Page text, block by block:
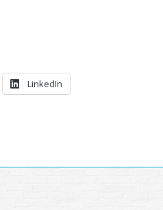
LinkedIn